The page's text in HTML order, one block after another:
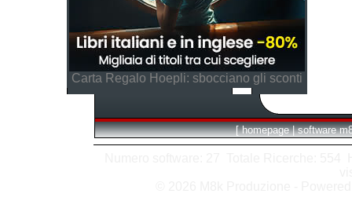
Carta Regalo Hoepli: sbocciano gli sconti
[ homepage | software